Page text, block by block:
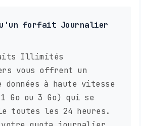
forfait Journalier
Illimités
vous offrent un
données à haute vitesse
Go ou 3 Go) qui se
toutes les 24 heures.